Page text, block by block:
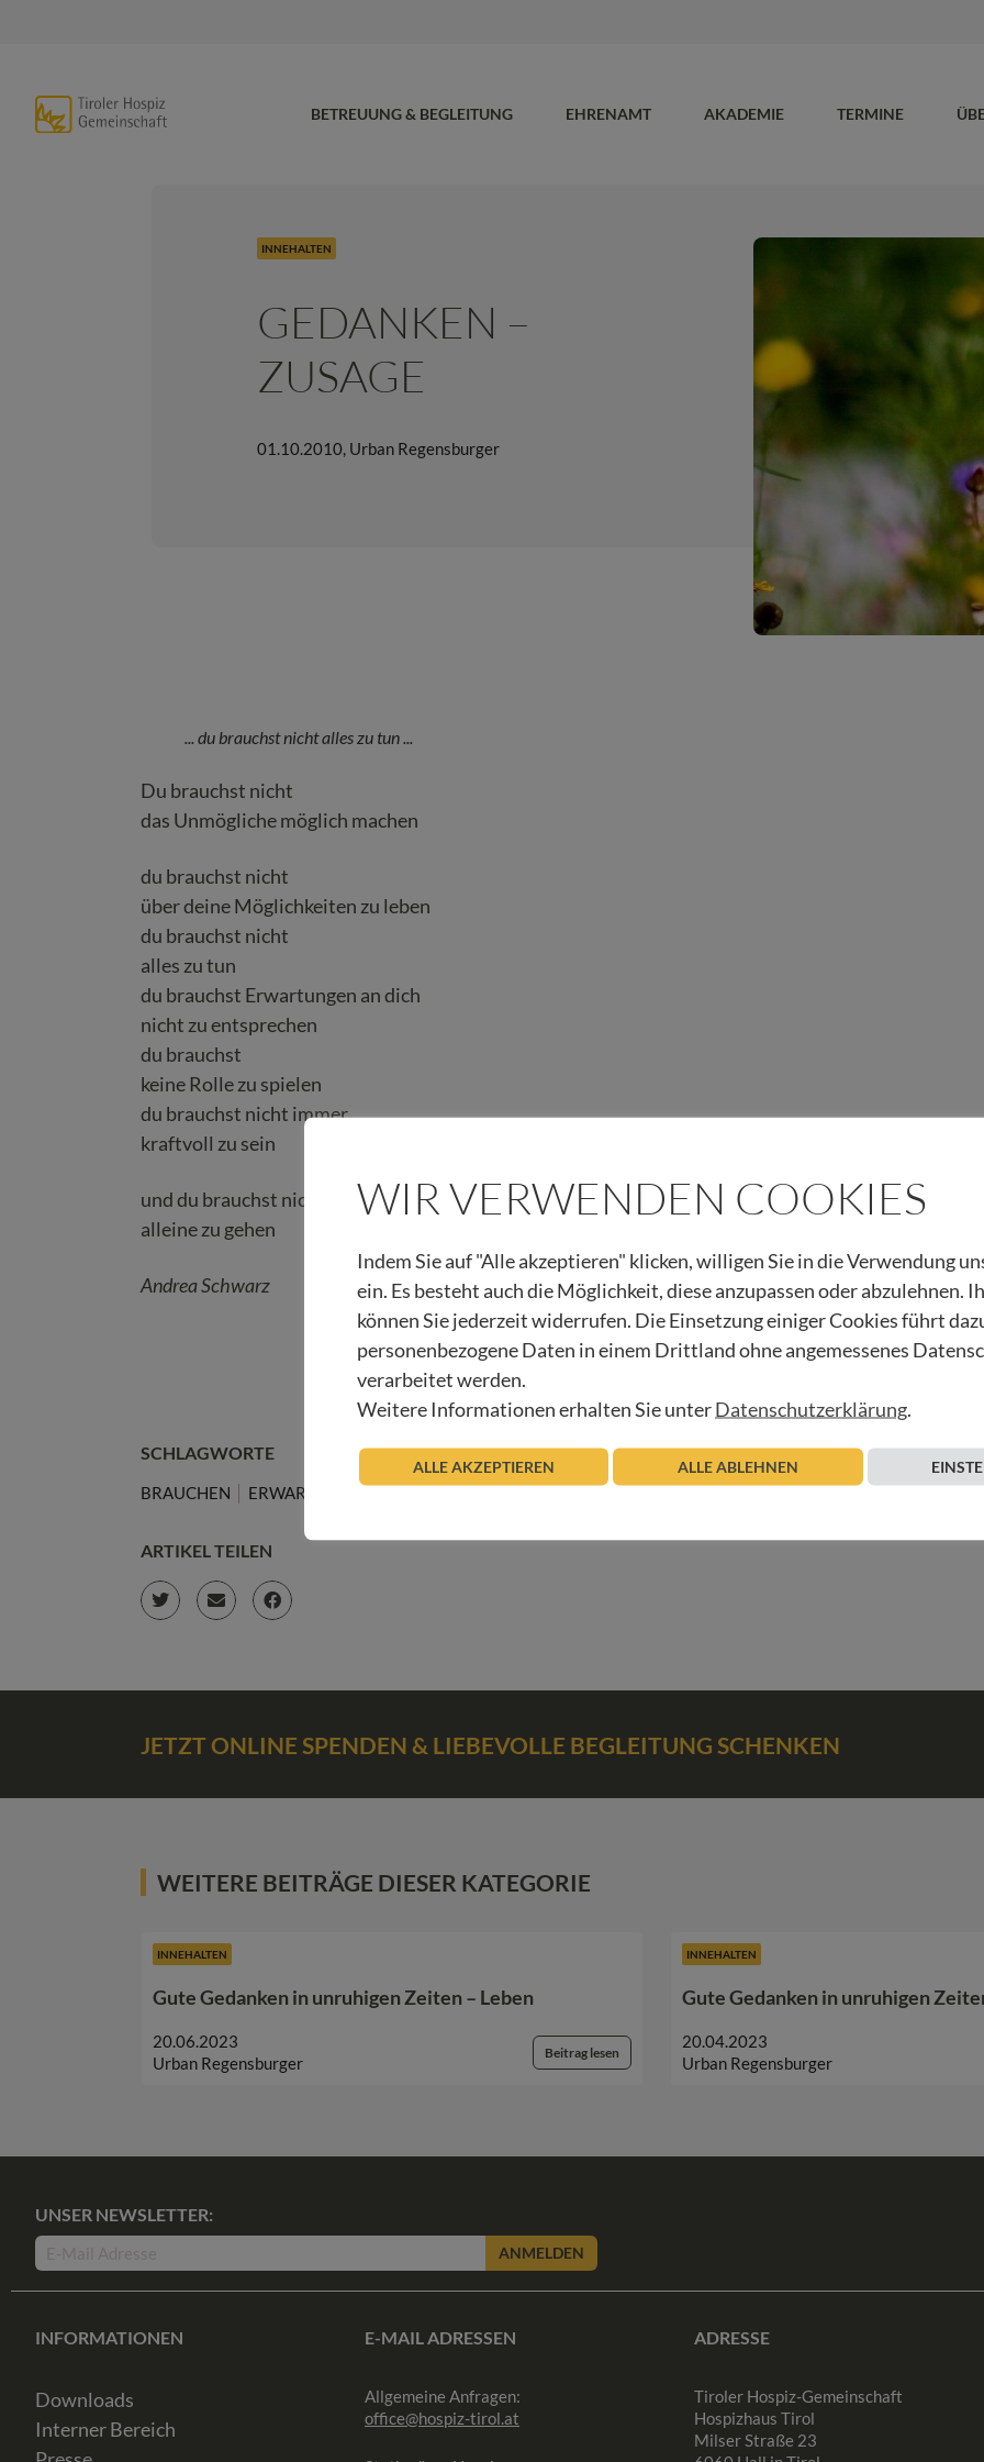
BETREUUNG & BEGLEITUNG EHRENAMT AKADEMIE TERMINE
INNEHALTEN
GEDANKEN –
ZUSAGE
01.10.2010, Urban Regensburger
... du brauchst nicht alles zu tun ...
Du brauchst nicht
das Unmögliche möglich machen
du brauchst nicht
über deine Möglichkeiten zu leben
du brauchst nicht
alles zu tun
du brauchst Erwartungen an dich
nicht zu entsprechen
du brauchst
keine Rolle zu spielen
du brauchst nicht immer
kraftvoll zu sein
und du brauchst nicht
alleine zu gehen
Andrea Schwarz
SCHLAGWORTE
BRAUCHEN ERWARTUNGEN LEBEN ROLLE
ARTIKEL TEILEN
JETZT ONLINE SPENDEN & LIEBEVOLLE BEGLEITUNG SCHENKEN
WEITERE BEITRÄGE DIESER KATEGORIE
INNEHALTEN
Gute Gedanken in unruhigen Zeiten – Leben
20.06.2023
Urban Regensburger
Beitrag lesen
INNEHALTEN
Gute Gedanken in unruhigen
20.04.2023
Urban Regensburger
UNSER NEWSLETTER:
ANMELDEN
INFORMATIONEN
Downloads
Interner Bereich
E-MAIL ADRESSEN
Allgemeine Anfragen:
office@hospiz-tirol.at
ADRESSE
Tiroler Hospiz-Gemeinschaft
Hospizhaus Tirol
Milser Straße 23
WIR VERWENDEN COOKIES
Indem Sie auf "Alle akzeptieren" klicken, willigen Sie in die Verwendung
ein. Es besteht auch die Möglichkeit, diese anzupassen oder abzulehnen.
können Sie jederzeit widerrufen. Die Einsetzung einiger Cookies führt
personenbezogene Daten in einem Drittland ohne angemessenes
verarbeitet werden.
Weitere Informationen erhalten Sie unterDatenschutzerklärung.
ALLE AKZEPTIEREN ALLE ABLEHNEN